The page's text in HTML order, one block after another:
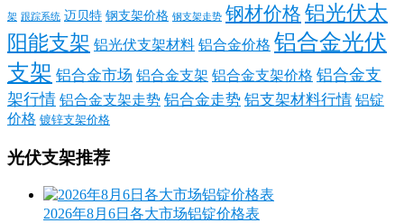
架 跟踪系统 迈贝特 钢支架价格 钢支架走势 钢材价格 铝光伏太
阳能支架 铝光伏支架材料 铝合金价格 铝合金光伏
支架 铝合金市场 铝合金支架 铝合金支架价格 铝合金支
架行情 铝合金支架走势 铝合金走势 铝支架材料行情 铝锭
价格 镀锌支架价格
光伏支架推荐
2026年8月6日各大市场铝锭价格表